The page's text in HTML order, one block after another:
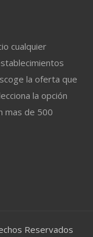
cualquier
la oferta que
la opción
mas de 500
Reservados